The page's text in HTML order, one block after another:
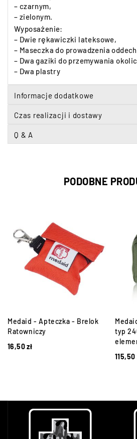
– czarnym,
– zielonym.
Wyposażenie:
– Dwie rękawiczki lateksowe,
– Maseczka do prowadzenia
– Dwa gaziki do przemywania
– Dwa plastry
Informacje dodatkowe
Czas realizacji i dostawy
Q & A
PODOBNE
Medaid - Apteczka - Brelok
Ratowniczy
16,50zł
typ
115,50